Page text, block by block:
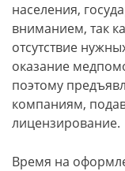
населения,
вниманием, так
отсутствие
оказание
поэтому
компаниям,
лицензирование.
Время на